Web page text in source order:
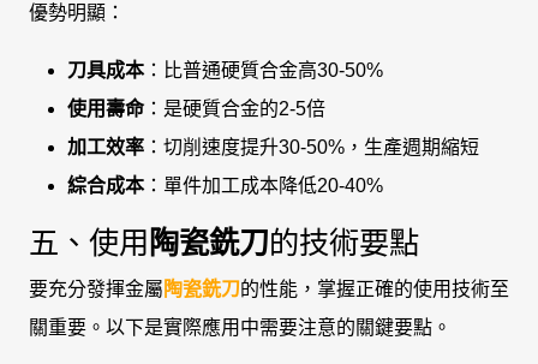
優勢明顯：
刀具成本：比普通硬質合金高30-50%
使用壽命 ：是硬質合金的2-5倍
加工效率 ：切削速度提升30-50%，生產週期縮短
綜合成本：單件加工成本降低20-40%
五、使用 陶瓷銑刀的技術要點
要充分發揮金屬陶瓷銑刀的性能，掌握正確的使用技術至
關重要。以下是實際應用中需要注意的關鍵要點。